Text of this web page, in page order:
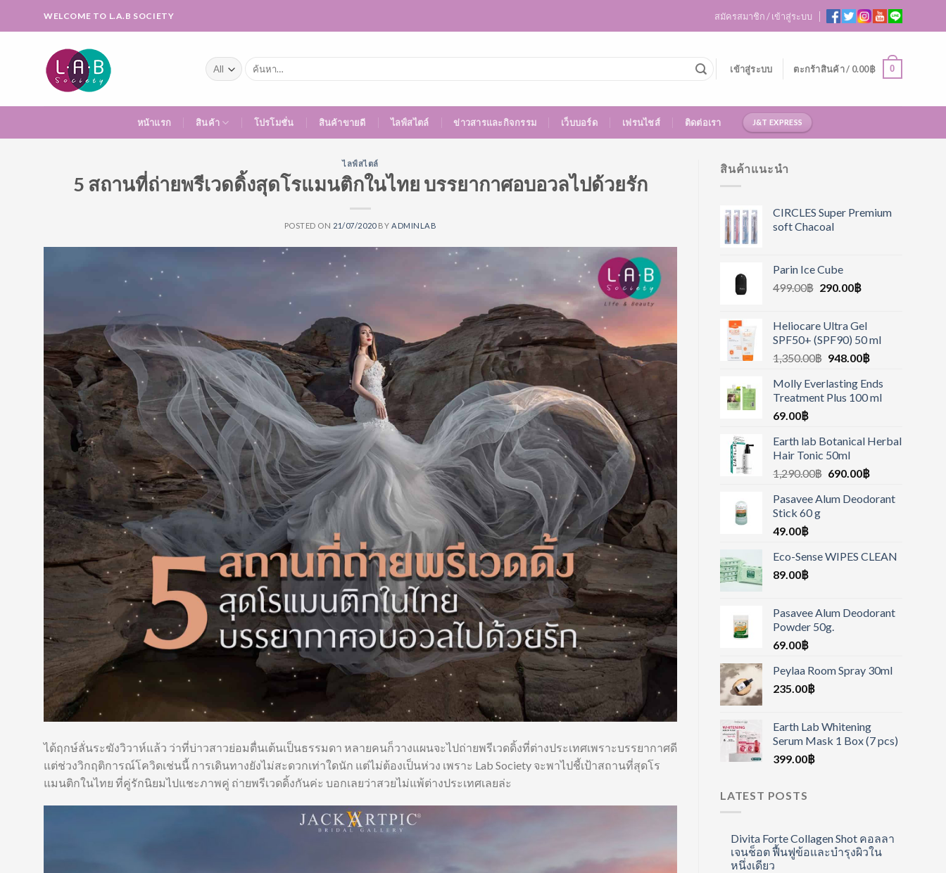
WELCOME TO L.A.B SOCIETY สมัครสมาชิก / เข้าสู่ระบบ
ค้นหา:
เข้าสู่ระบบ ตะกร้าสินค้า / 0.00฿ 0
หน้าแรก สินค้า โปรโมชั่น สินค้าขายดี ไลฟ์สไตล์ ข่าวสารและกิจกรรม เว็บบอร์ด เฟรนไชส์ ติดต่อเรา J&T EXPRESS
ไลฟ์สไตล์
5 สถานที่ถ่ายพรีเวดดิ้งสุดโรแมนติกในไทย บรรยากาศอบอวลไปด้วยรัก
POSTED ON 21/07/2020BY ADMINLAB
ได้ฤกษ์ลั่นระฆังวิวาห์แล้ว ว่าที่บ่าวสาวย่อมตื่นเต้นเป็นธรรมดา หลายคนก็วางแผนจะไปถ่ายพรีเวดดิ้งที่ต่างประเทศเพราะบรรยากาศดี
แต่ช่วงวิกฤติการณ์โควิดเช่นนี้ การเดินทางยังไม่สะดวกเท่าใดนัก แต่ไม่ต้องเป็นห่วง เพราะ Lab Society จะพาไปชี้เป้าสถานที่สุดโร
แมนติกในไทย ที่คู่รักนิยมไปแชะภาพคู่ ถ่ายพรีเวดดิ้งกันค่ะ บอกเลยว่าสวยไม่แพ้ต่างประเทศเลยล่ะ
สินค้าแนะนำ
CIRCLES Super Premium
soft Chacoal
Parin Ice Cube
499.00฿ 290.00฿
Heliocare Ultra Gel
SPF50+ (SPF90) 50 ml
1,350.00฿ 948.00฿
Molly Everlasting Ends
Treatment Plus 100 ml
69.00฿
Earth lab Botanical Herbal
Hair Tonic 50ml
1,290.00฿ 690.00฿
Pasavee Alum Deodorant
Stick 60 g
49.00฿
Eco-Sense WIPES CLEAN
89.00฿
Pasavee Alum Deodorant
Powder 50g.
69.00฿
Peylaa Room Spray 30ml
235.00฿
Earth Lab Whitening
Serum Mask 1 Box (7 pcs)
399.00฿
LATEST POSTS
Divita Forte Collagen Shot คอลลา
เจนช็อต ฟื้นฟูข้อและบำรุงผิวใน
หนึ่งเดียว